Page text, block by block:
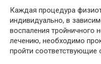
Каждая процедура
индивидуально, в
воспаления тройничного
лечению, необходимо
пройти соответствующие